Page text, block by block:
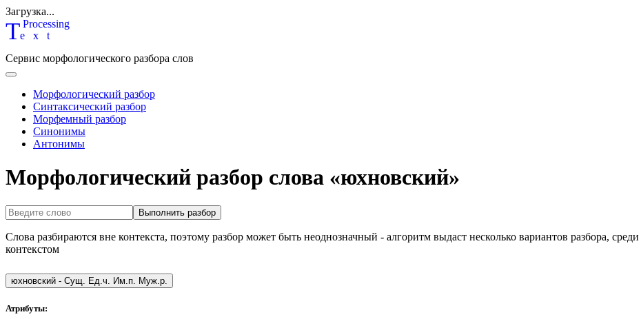
Загрузка...
Text
Processing
Сервис морфологического разбора слов
Морфологический разбор
Синтаксический разбор
Морфемный разбор
Синонимы
Антонимы
Морфологический разбор слова «юхновский»
Выполнить разбор
Слова разбираются вне контекста, поэтому разбор может быть неоднозначный - алгоритм выдаст несколько вариантов разбора,
контекстом
юхновский - Сущ. Ед.ч. Им.п. Муж.р.
Атрибуты: